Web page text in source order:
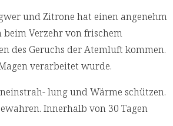
- davon
Vitamin B1-
und Zitrone hat einen angenehm
beim Verzehr von frischem
des Geruchs der Atemluft kommen.
verarbeitet wurde.
lung und Wärme schützen.
Innerhalb von 30 Tagen